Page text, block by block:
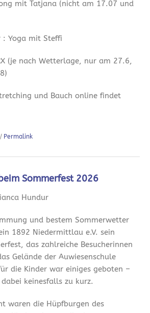
mit Tatjana (nicht am 17.07 und
: Yoga mit Steffi
(je nach Wetterlage, nur am 27.6,
und Bauch online findet
| Permalink
Sommerfest 2026
Hundur
und bestem Sommerwetter
1892 Niedermittlau e.V. sein
das zahlreiche Besucherinnen
Gelände der Auwiesenschule
die Kinder war einiges geboten –
keinesfalls zu kurz.
waren die Hüpfburgen des